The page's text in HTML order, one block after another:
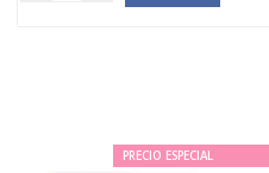
PRECIO ESPECIAL